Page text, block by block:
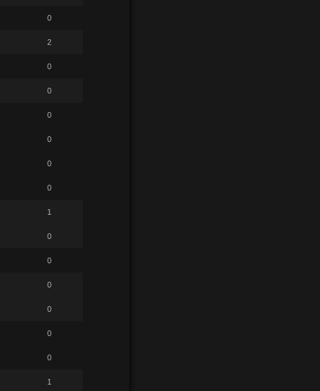
0
2
0
0
0
0
0
0
1
0
0
0
0
0
0
1